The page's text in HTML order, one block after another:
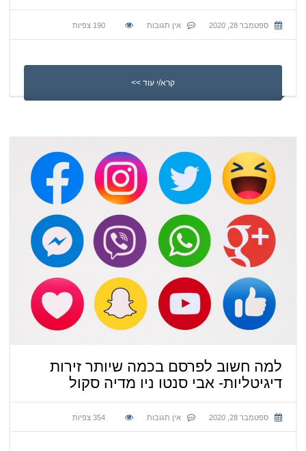
ספטמבר 28, 2020 אין תגובות 190 צפיות
קרא/י עוד >>
למה חשוב לפרסם בכמה שיותר זירות
דיגיטליות- אבי סנטו ניו מדיה סקול
ספטמבר 28, 2020 אין תגובות 354 צפיות